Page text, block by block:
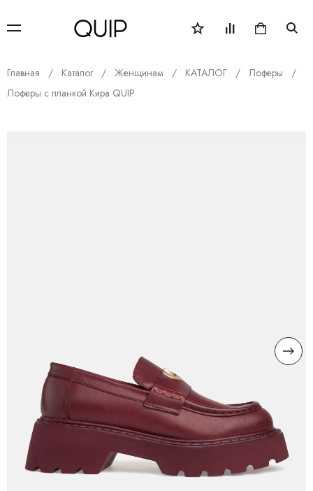
Главная Каталог Женщинам КАТАЛОГ
Лоферы
Лоферы с планкой Кира QUIP